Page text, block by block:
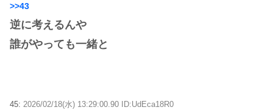
>>43
逆に考えるんや
誰がやっても一緒と
45: 2026/02/18(水) 13:29:00.90 ID:UdEca18R0